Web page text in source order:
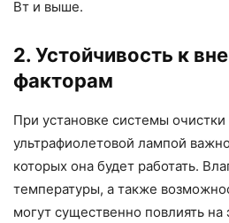
Вт и выше.
2. Устойчивость к
факторам
При установке системы
ультрафиолетовой лампой
которых она будет работать.
температуры, а также
могут существенно повлиять на